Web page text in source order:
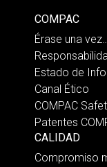
COMPAC
Érase una
Estado de
Canal Ético
COMPAC
Patentes
CALIDAD
Compromiso